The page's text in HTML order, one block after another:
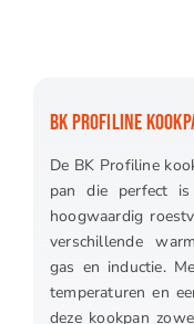
BK PROFILINE
De BK Profiline
pan die perfect
hoogwaardig
verschillende
gas en inductie.
temperaturen en
deze kookpan